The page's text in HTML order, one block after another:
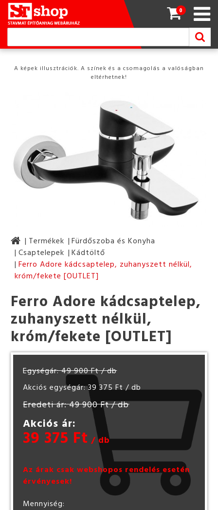
0
A képek illusztrációk. A színek és a csomagolás a valóságban
eltérhetnek!
Termékek
Fürdőszoba és Konyha
Csaptelepek
Kádtöltő
Ferro Adore kádcsaptelep, zuhanyszett nélkül,
króm/fekete [OUTLET]
Ferro Adore kádcsaptelep,
zuhanyszett nélkül,
króm/fekete [OUTLET]
Egységár: 49 900 Ft/ db
Akciós egységár: 39 375 Ft/ db
Eredeti ár: 49 900 Ft/ db
Akciós ár:
39 375 Ft / db
Az árak csak webshopos rendelés esetén
érvényesek!
Mennyiség: